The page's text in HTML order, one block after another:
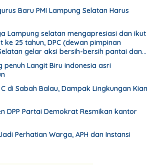
Baru PMI Lampung Selatan Harus
Lampung selatan mengapresiasi dan ikut
25 tahun, DPC (dewan pimpinan
gelar aksi bersih-bersih pantai dan
penuh Langit Biru indonesia asri
di Sabah Balau, Dampak Lingkungan Kian
DPP Partai Demokrat Resmikan kantor
Perhatian Warga, APH dan Instansi